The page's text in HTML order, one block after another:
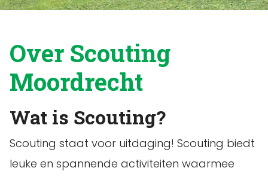
Over Scouting
Moordrecht
Wat is Scouting?
Scouting staat voor uitdaging! Scouting biedt
leuke en spannende activiteiten waarmee